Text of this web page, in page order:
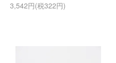
3,542円(税322円)